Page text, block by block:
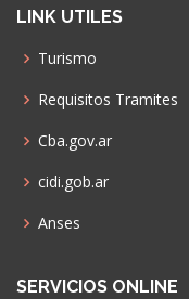
LINK UTILES
Turismo
Requisitos Tramites
Cba.gov.ar
cidi.gob.ar
Anses
SERVICIOS ONLINE